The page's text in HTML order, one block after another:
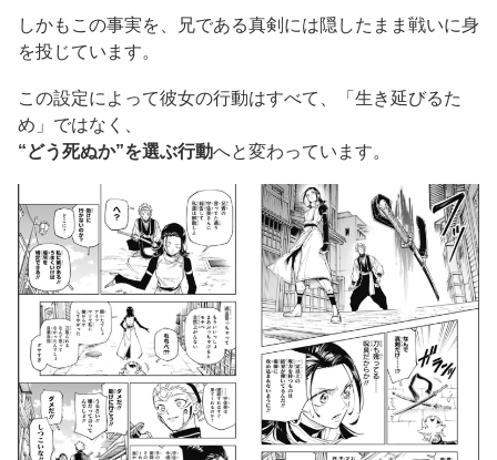
しかもこの事実を、兄である真剣には隠したまま戦いに身
を投じています。
この設定によって彼女の行動はすべて、「生き延びるた
め」ではなく、
“どう死ぬか”を選ぶ行動へと変わっています。